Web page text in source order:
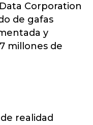
Corporation
de gafas
y
millones de
realidad